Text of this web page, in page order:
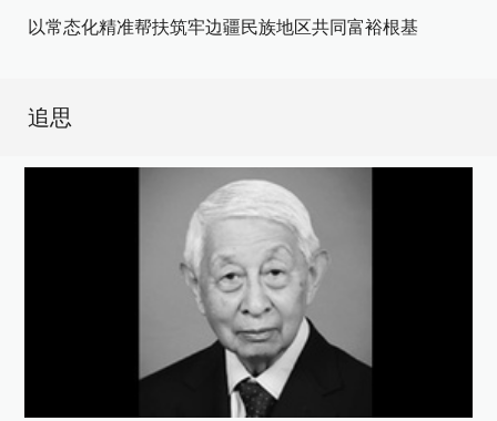
以常态化精准帮扶筑牢边疆民族地区共同富裕根基
追思